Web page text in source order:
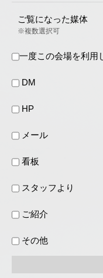
ご覧になった媒体
※複数選択可
一度この会場を利用
DM
HP
メール
看板
スタッフより
ご紹介
その他